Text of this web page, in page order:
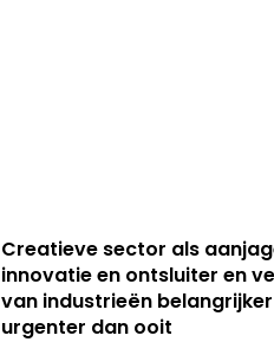
Creatieve sector als
innovatie en ontsluiter en
van industrieën
urgenter dan ooit